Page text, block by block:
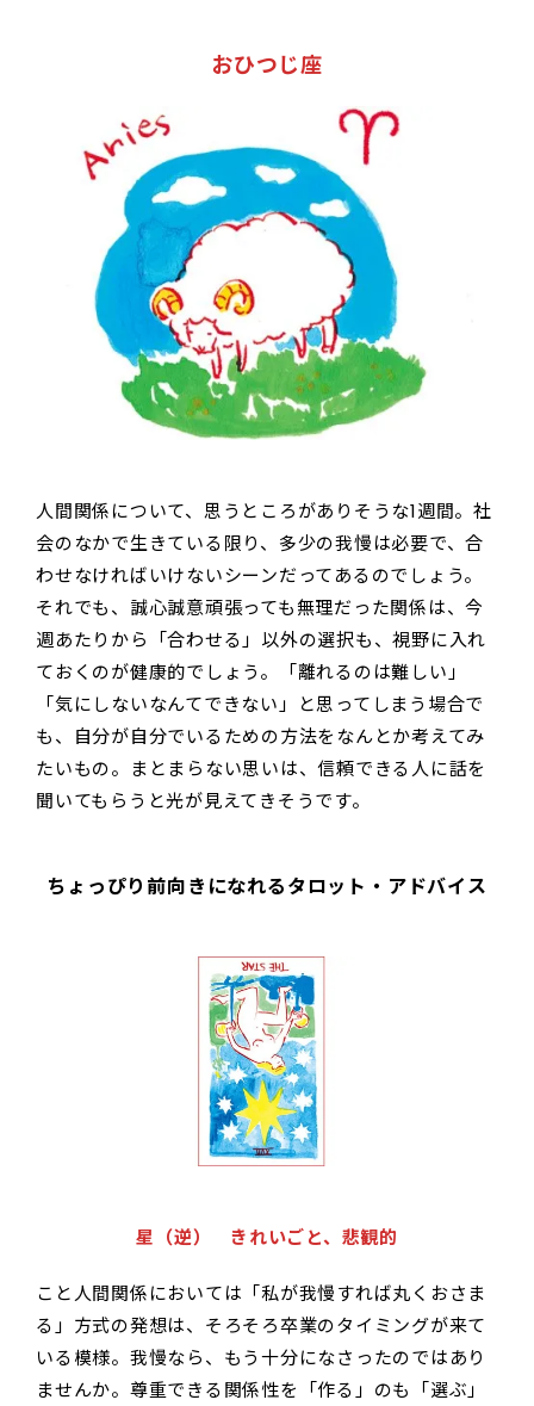
おひつじ座
人間関係について、思うところがありそうな1週間。社
会のなかで生きている限り、多少の我慢は必要で、合
わせなければいけないシーンだってあるのでしょう。
それでも、誠心誠意頑張っても無理だった関係は、今
週あたりから「合わせる」以外の選択も、視野に入れ
ておくのが健康的でしょう。「離れるのは難しい」
「気にしないなんてできない」と思ってしまう場合で
も、自分が自分でいるための方法をなんとか考えてみ
たいもの。まとまらない思いは、信頼できる人に話を
聞いてもらうと光が見えてきそうです。
ちょっぴり前向きになれるタロット・アドバイス
星（逆） きれいごと、悲観的
こと人間関係においては「私が我慢すれば丸くおさま
る」方式の発想は、そろそろ卒業のタイミングが来て
いる模様。我慢なら、もう十分になさったのではあり
ませんか。尊重できる関係性を「作る」のも「選ぶ」